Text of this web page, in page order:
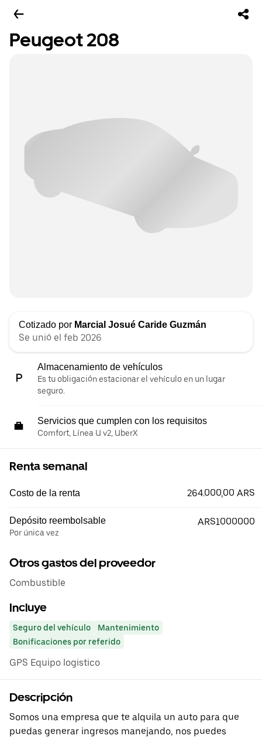
Peugeot 208
Cotizado por Marcial Josué Caride Guzmán
Se unió el feb 2026
Almacenamiento de vehículos
Es tu obligación estacionar el vehículo en un lugar
seguro.
Servicios que cumplen con los requisitos
Comfort, Línea U v2, UberX
Renta semanal
Costo de la renta 264.000,00 ARS
Depósito reembolsable
Por única vez
ARS1000000
Otros gastos del proveedor
Combustible
Incluye
Seguro del vehículo
Mantenimiento
Bonificaciones por referido
GPS Equipo logistico
Descripción
Somos una empresa que te alquila un auto para que
puedas generar ingresos manejando, nos puedes